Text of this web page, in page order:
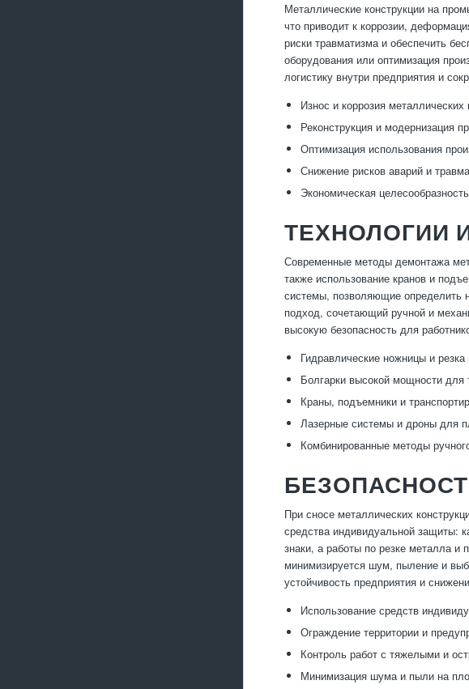
Металлические конструкции на
что приводит к коррозии,
риски травматизма и обеспечить
оборудования или оптимизация
логистику внутри предприятия и
Износ и коррозия металлических
Реконструкция и модернизация
Оптимизация использования
Снижение рисков аварий и
Экономическая
ТЕХНОЛОГИИ
Современные методы демонтажа
также использование кранов и
системы, позволяющие определить
подход, сочетающий ручной и
высокую безопасность для
Гидравлические ножницы и
Болгарки высокой мощности для
Краны, подъемники и
Лазерные системы и дроны для
Комбинированные методы
При сносе металлических
средства индивидуальной защиты:
знаки, а работы по резке металла
минимизируется шум, пыление и
устойчивость предприятия и
Использование средств
Ограждение территории и
Контроль работ с тяжелыми и
Минимизация шума и пыли на